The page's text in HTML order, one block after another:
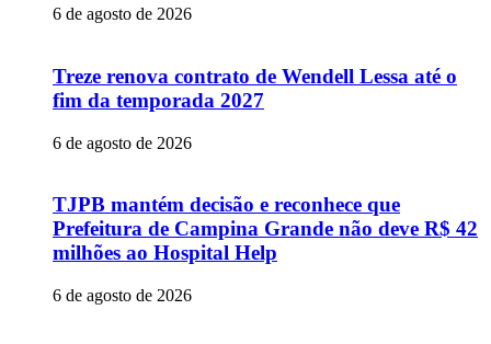
6 de agosto de 2026
Treze renova contrato de Wendell Lessa até o
fim da temporada 2027
6 de agosto de 2026
TJPB mantém decisão e reconhece que
Prefeitura de Campina Grande não deve R$ 42
milhões ao Hospital Help
6 de agosto de 2026